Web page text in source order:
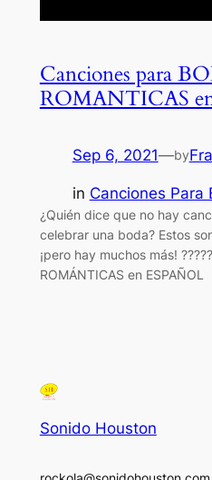
Canciones para
ROMANTICAS
Sep 6, 2021—by
in Canciones Para
¿Quién dice que no hay
celebrar una boda? Estos
¡pero hay muchos más!
ROMÁNTICAS en ESPAÑOL
Sonido Houston